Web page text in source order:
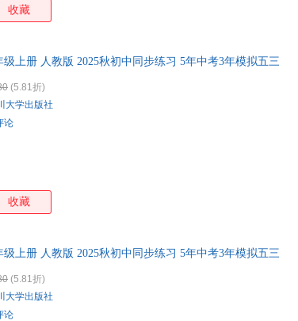
收藏
上册 人教版 2025秋初中同步练习 5年中考3年模拟五三
(5.81折)
论
大学出版社
收藏
上册 人教版 2025秋初中同步练习 5年中考3年模拟五三
(5.81折)
论
大学出版社